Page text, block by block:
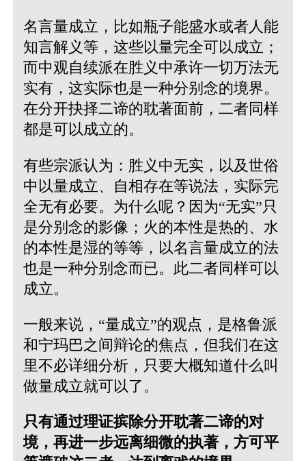
名言量成立，比如瓶子能盛水或者人能
知言解义等，这些以量完全可以成立；
而中观自续派在胜义中承许一切万法无
实有，这实际也是一种分别念的境界。
在分开抉择二谛的耽著面前，二者同样
都是可以成立的。
有些宗派认为：胜义中无实，以及世俗
中以量成立、自相存在等说法，实际完
全无有必要。为什么呢？因为“无实”只
是分别念的影像；火的本性是热的、水
的本性是湿的等等，以名言量成立的法
也是一种分别念而已。此二者同样可以
成立。
一般来说，“量成立”的观点，是格鲁派
和宁玛巴之间辩论的焦点，但我们在这
里不必详细分析，只要大概知道什么叫
做量成立就可以了。
只有通过理证摈除分开耽著二谛的对
境，再进一步远离细微的执著，方可平